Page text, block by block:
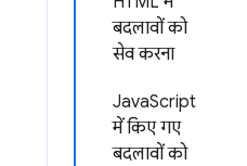
बदलावों को
सेव करना
JavaScript
में किए गए
बदलावों को